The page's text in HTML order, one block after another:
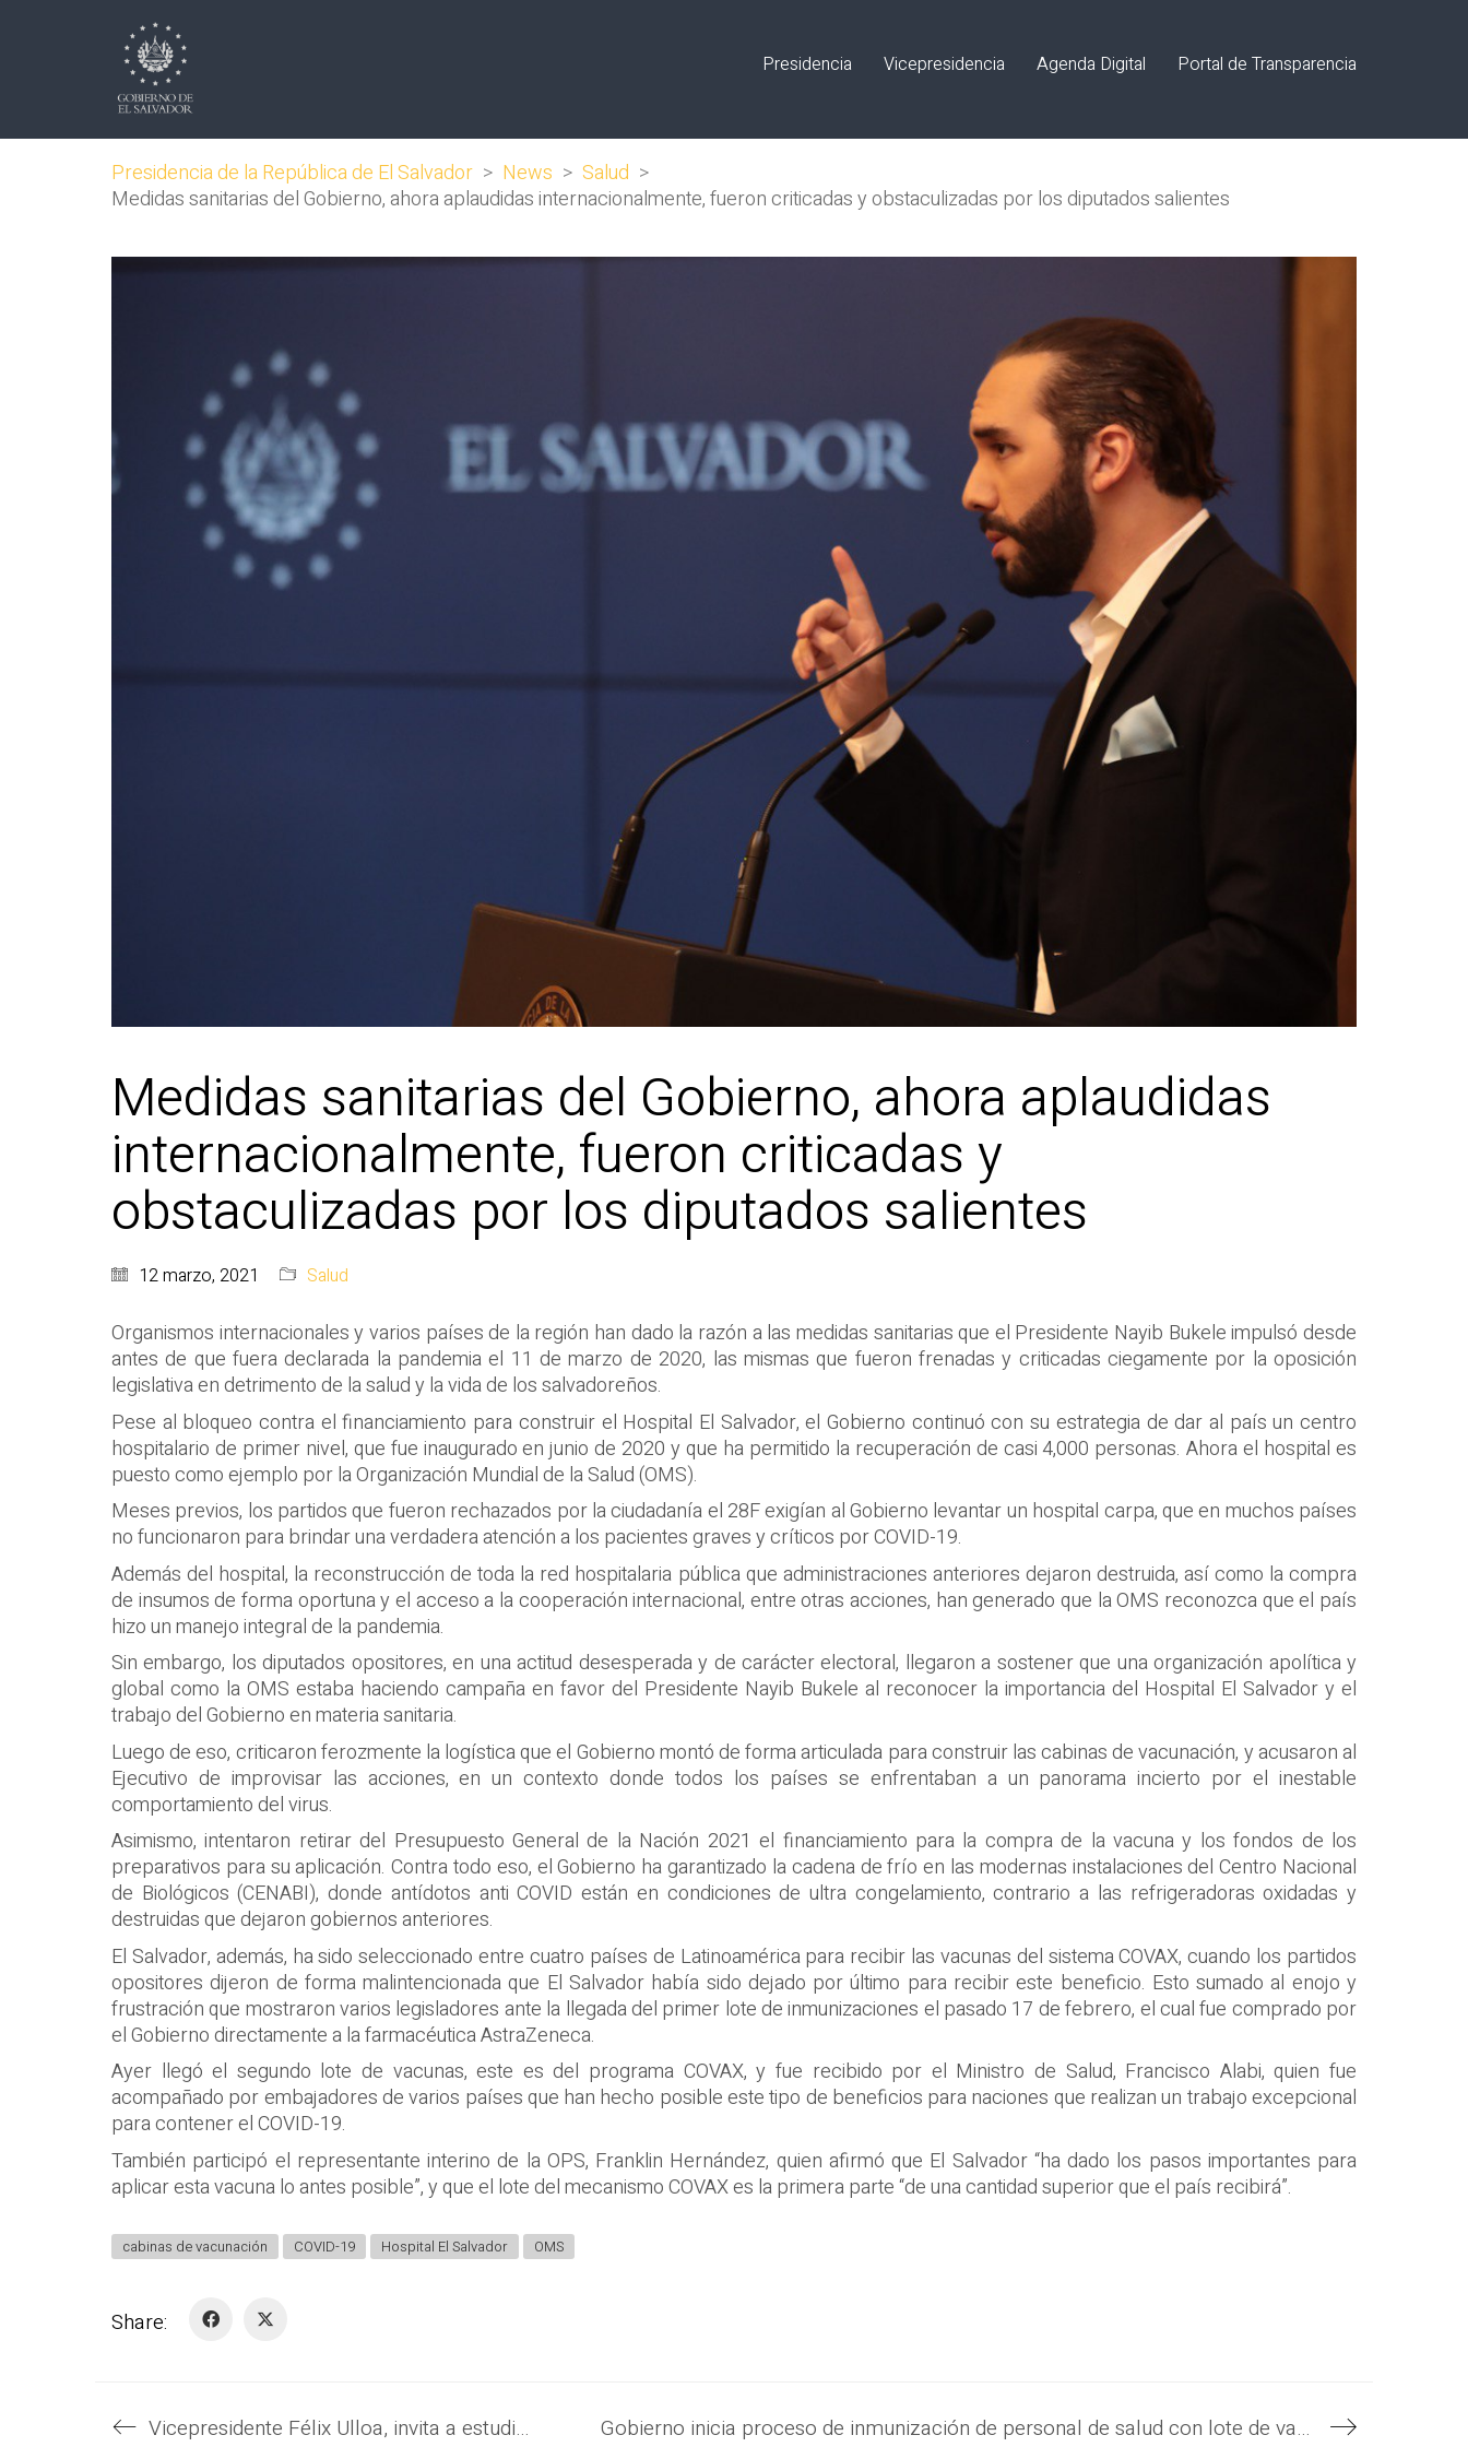
Presidencia Vicepresidencia Agenda Digital Portal de Transparencia
Presidencia de la República de El Salvador > News > Salud >
Medidas sanitarias del Gobierno, ahora aplaudidas internacionalmente, fueron criticadas y obstaculizadas por los diputados salientes
Medidas sanitarias del Gobierno, ahora aplaudidas
internacionalmente, fueron criticadas y
obstaculizadas por los diputados salientes
12 marzo, 2021 Salud
Organismos internacionales y varios países de la región han dado la razón a las medidas sanitarias que el Presidente Nayib Bukele impulsó desde
antes de que fuera declarada la pandemia el 11 de marzo de 2020, las mismas que fueron frenadas y criticadas ciegamente por la oposición
legislativa en detrimento de la salud y la vida de los salvadoreños.
Pese al bloqueo contra el financiamiento para construir el Hospital El Salvador, el Gobierno continuó con su estrategia de dar al país un centro
hospitalario de primer nivel, que fue inaugurado en junio de 2020 y que ha permitido la recuperación de casi 4,000 personas. Ahora el hospital es
puesto como ejemplo por la Organización Mundial de la Salud (OMS).
Meses previos, los partidos que fueron rechazados por la ciudadanía el 28F exigían al Gobierno levantar un hospital carpa, que en muchos países
no funcionaron para brindar una verdadera atención a los pacientes graves y críticos por COVID-19.
Además del hospital, la reconstrucción de toda la red hospitalaria pública que administraciones anteriores dejaron destruida, así como la compra
de insumos de forma oportuna y el acceso a la cooperación internacional, entre otras acciones, han generado que la OMS reconozca que el país
hizo un manejo integral de la pandemia.
Sin embargo, los diputados opositores, en una actitud desesperada y de carácter electoral, llegaron a sostener que una organización apolítica y
global como la OMS estaba haciendo campaña en favor del Presidente Nayib Bukele al reconocer la importancia del Hospital El Salvador y el
trabajo del Gobierno en materia sanitaria.
Luego de eso, criticaron ferozmente la logística que el Gobierno montó de forma articulada para construir las cabinas de vacunación, y acusaron al
Ejecutivo de improvisar las acciones, en un contexto donde todos los países se enfrentaban a un panorama incierto por el inestable
comportamiento del virus.
Asimismo, intentaron retirar del Presupuesto General de la Nación 2021 el financiamiento para la compra de la vacuna y los fondos de los
preparativos para su aplicación. Contra todo eso, el Gobierno ha garantizado la cadena de frío en las modernas instalaciones del Centro Nacional
de Biológicos (CENABI), donde antídotos anti COVID están en condiciones de ultra congelamiento, contrario a las refrigeradoras oxidadas y
destruidas que dejaron gobiernos anteriores.
El Salvador, además, ha sido seleccionado entre cuatro países de Latinoamérica para recibir las vacunas del sistema COVAX, cuando los partidos
opositores dijeron de forma malintencionada que El Salvador había sido dejado por último para recibir este beneficio. Esto sumado al enojo y
frustración que mostraron varios legisladores ante la llegada del primer lote de inmunizaciones el pasado 17 de febrero, el cual fue comprado por
el Gobierno directamente a la farmacéutica AstraZeneca.
Ayer llegó el segundo lote de vacunas, este es del programa COVAX, y fue recibido por el Ministro de Salud, Francisco Alabi, quien fue
acompañado por embajadores de varios países que han hecho posible este tipo de beneficios para naciones que realizan un trabajo excepcional
para contener el COVID-19.
También participó el representante interino de la OPS, Franklin Hernández, quien afirmó que El Salvador “ha dado los pasos importantes para
aplicar esta vacuna lo antes posible”, y que el lote del mecanismo COVAX es la primera parte “de una cantidad superior que el país recibirá”.
cabinas de vacunación COVID-19 Hospital El Salvador OMS
Share:
Vicepresidente Félix Ulloa, invita a estudiantes al liderazgo tecnológico. Gobierno inicia proceso de inmunización de personal de salud con lote de vacunas anti COVID-19 donadas por el sistema COVAX